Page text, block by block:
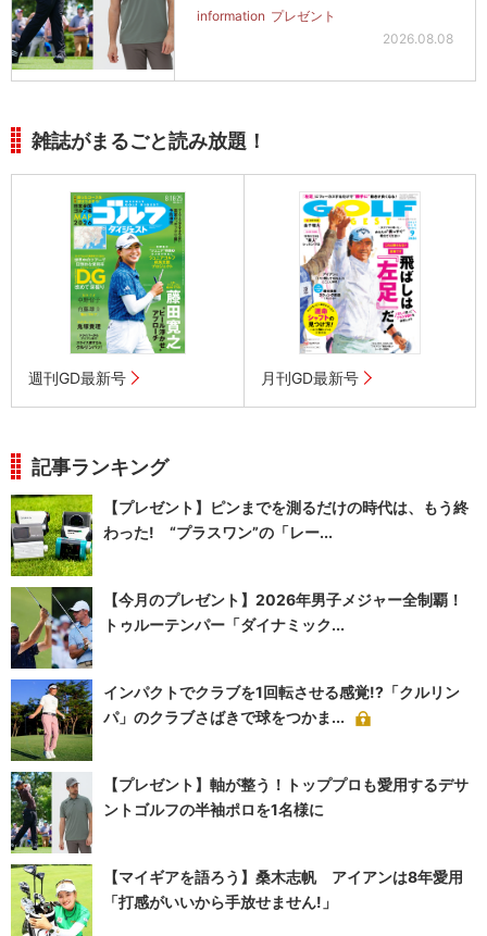
information プレゼント
2026.08.08
雑誌がまるごと読み放題！
週刊GD最新号 月刊GD最新号
記事ランキング
【プレゼント】ピンまでを測るだけの時代は、もう終
わった! “プラスワン”の「レー...
【今月のプレゼント】2026年男子メジャー全制覇！
トゥルーテンパー「ダイナミック...
インパクトでクラブを1回転させる感覚!?「クルリン
パ」のクラブさばきで球をつかま...
【プレゼント】軸が整う！トッププロも愛用するデサ
ントゴルフの半袖ポロを1名様に
【マイギアを語ろう】桑木志帆 アイアンは8年愛用
「打感がいいから手放せません!」